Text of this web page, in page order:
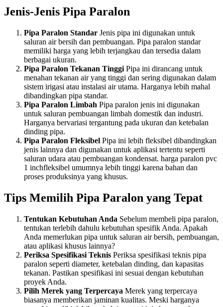
Jenis-Jenis Pipa Paralon
Pipa Paralon Standar Jenis pipa ini digunakan untuk
saluran air bersih dan pembuangan. Pipa paralon standar
memiliki harga yang lebih terjangkau dan tersedia dalam
berbagai ukuran.
Pipa Paralon Tekanan Tinggi Pipa ini dirancang untuk
menahan tekanan air yang tinggi dan sering digunakan dalam
sistem irigasi atau instalasi air utama. Harganya lebih mahal
dibandingkan pipa standar.
Pipa Paralon Limbah Pipa paralon jenis ini digunakan
untuk saluran pembuangan limbah domestik dan industri.
Harganya bervariasi tergantung pada ukuran dan ketebalan
dinding pipa.
Pipa Paralon Fleksibel Pipa ini lebih fleksibel dibandingkan
jenis lainnya dan digunakan untuk aplikasi tertentu seperti
saluran udara atau pembuangan kondensat. harga paralon pvc
1 inchfleksibel umumnya lebih tinggi karena bahan dan
proses produksinya yang khusus.
Tips Memilih Pipa Paralon yang Tepat
Tentukan Kebutuhan Anda Sebelum membeli pipa paralon,
tentukan terlebih dahulu kebutuhan spesifik Anda. Apakah
Anda memerlukan pipa untuk saluran air bersih, pembuangan,
atau aplikasi khusus lainnya?
Periksa Spesifikasi Teknis Periksa spesifikasi teknis pipa
paralon seperti diameter, ketebalan dinding, dan kapasitas
tekanan. Pastikan spesifikasi ini sesuai dengan kebutuhan
proyek Anda.
Pilih Merek yang Terpercaya Merek yang terpercaya
biasanya memberikan jaminan kualitas. Meski harganya